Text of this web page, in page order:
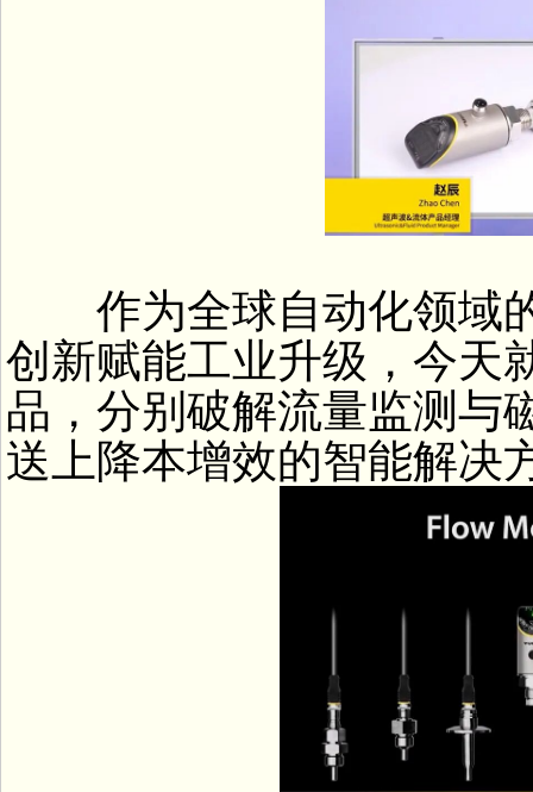
作为全球自动化领域的
创新赋能工业升级，今天
品，分别破解流量监测与
送上降本增效的智能解决